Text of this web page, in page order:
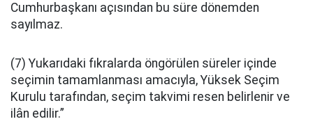
Cumhurbaşkanı açısından bu süre dönemden
sayılmaz.
(7) Yukarıdaki fıkralarda öngörülen süreler içinde
seçimin tamamlanması amacıyla, Yüksek Seçim
Kurulu tarafından, seçim takvimi resen belirlenir ve
ilân edilir.”